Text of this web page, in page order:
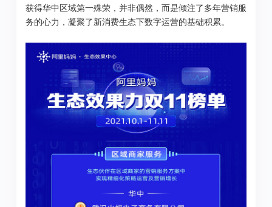
获得华中区域第一殊荣，并非偶然，而是倾注了多年营销服
务的心力，凝聚了新消费生态下数字运营的基础积累。